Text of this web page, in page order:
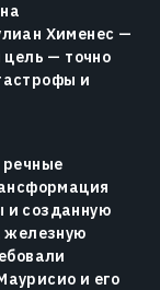
Хименес —
цель — точно
и
речные
и созданную
железную
и его